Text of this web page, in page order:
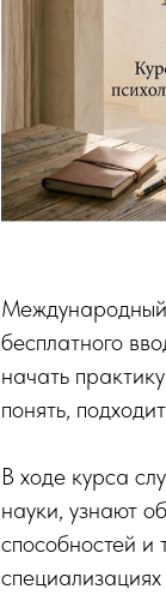
бесплатного
начать
понять,
В ходе курса
науки, узнают
способностей и